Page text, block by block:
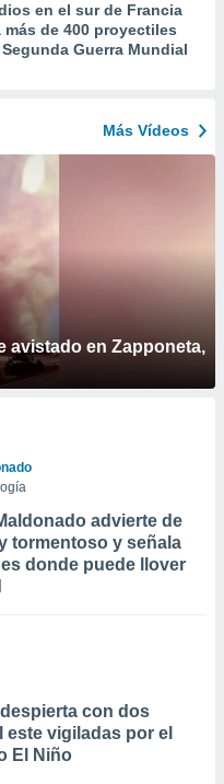
en el sur de Francia
más de 400 proyectiles
Guerra Mundial
Más Vídeos
avistado en Zapponeta,
advierte de
tormentoso y señala
donde puede llover
con dos
vigiladas por el
El Niño